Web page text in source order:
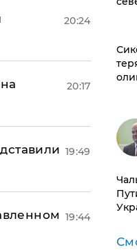
20:24
20:17
19:49
19:44